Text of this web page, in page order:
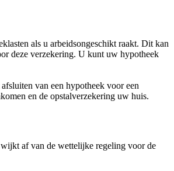
als u arbeidsongeschikt raakt. Dit kan
deze verzekering. U kunt uw hypotheek
van een hypotheek voor een
en de opstalverzekering uw huis.
af van de wettelijke regeling voor de